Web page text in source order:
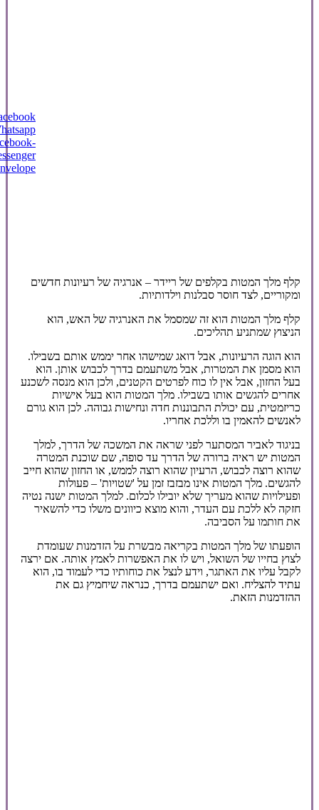
קלף מלך המטות בקלפים של ריידר – אנרגיה של רעיונות חדשים
ומקוריים, לצד חוסר סבלנות וילדותיות.
קלף מלך המטות הוא זה שמסמל את האנרגיה של האש, הוא
הניצוץ שמתניע תהליכים.
הוא הוגה הרעיונות, אבל דואג שמישהו אחר יממש אותם בשבילו.
הוא מסמן את המטרות, אבל משתעמם בדרך לכבוש אותן. הוא
בעל החזון, אבל אין לו כוח לפרטים הקטנים, ולכן הוא מנסה לשכנע
אחרים להגשים אותו בשבילו. מלך המטות הוא בעל אישיות
כריזמטית, עם יכולת התבוננות חדה ונחישות גבוהה. לכן הוא גורם
לאנשים להאמין בו וללכת אחריו.
בניגוד לאביר המסתער לפני שראה את המשכה של הדרך, למלך
המטות יש ראיה ברורה של הדרך עד סופה, שם שוכנת המטרה
שהוא רוצה לכבוש, הרעיון שהוא רוצה לממש, או החזון שהוא חייב
להגשים. מלך המטות אינו מבזבז זמן על 'שטויות' – פעולות
ופעילויות שהוא מעריך שלא יובילו לכלום. למלך המטות ישנה נטיה
חזקה לא ללכת עם העדר, והוא מוצא כיוונים משלו כדי להשאיר
את חותמו על הסביבה.
הופעתו של מלך המטות בקריאה מבשרת על הזדמנות שעומדת
לצוץ בחייו של השואל, ויש לו את האפשרות לאמץ אותה. אם ירצה
לקבל עליו את האתגר, וידע לנצל את כוחותיו כדי לעמוד בו, הוא
עתיד להצליח. ואם ישתעמם בדרך, כנראה שיחמיץ גם את
ההזדמנות הזאת.